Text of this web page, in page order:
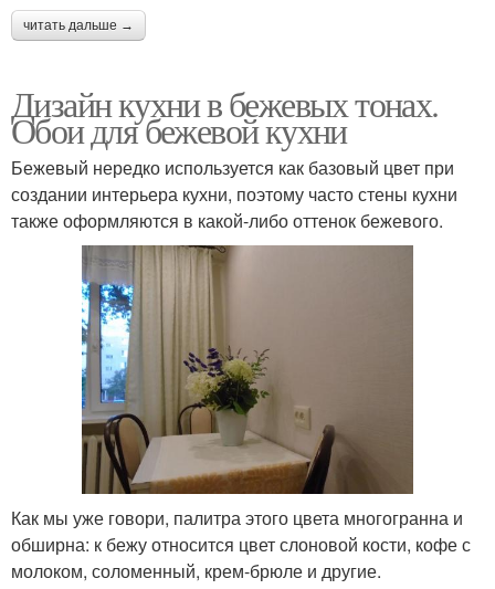
читать дальше →
Дизайн кухни в бежевых тонах.
Обои для бежевой кухни
Бежевый нередко используется как базовый цвет при
создании интерьера кухни, поэтому часто стены кухни
также оформляются в какой-либо оттенок бежевого.
Как мы уже говори, палитра этого цвета многогранна и
обширна: к бежу относится цвет слоновой кости, кофе с
молоком, соломенный, крем-брюле и другие.